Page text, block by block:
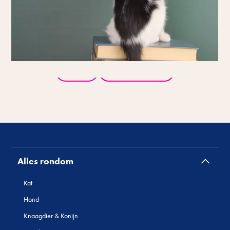
Alles rondom
Kat
Hond
Knaagdier & Konijn